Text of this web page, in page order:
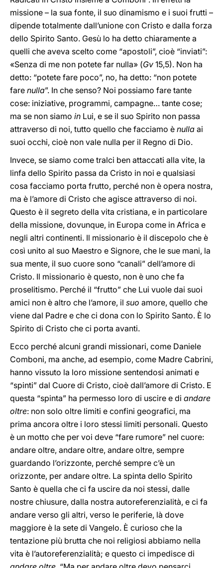
missione – la sua fonte, il suo dinamismo e i suoi frutti –
dipende totalmente dall’unione con Cristo e dalla forza
dello Spirito Santo. Gesù lo ha detto chiaramente a
quelli che aveva scelto come “apostoli”, cioè “inviati”:
«Senza di me non potete far nulla» (Gv 15,5). Non ha
detto: “potete fare poco”, no, ha detto: “non potete
fare nulla”. In che senso? Noi possiamo fare tante
cose: iniziative, programmi, campagne… tante cose;
ma se non siamo in Lui, e se il suo Spirito non passa
attraverso di noi, tutto quello che facciamo è nulla ai
suoi occhi, cioè non vale nulla per il Regno di Dio.
Invece, se siamo come tralci ben attaccati alla vite, la
linfa dello Spirito passa da Cristo in noi e qualsiasi
cosa facciamo porta frutto, perché non è opera nostra,
ma è l’amore di Cristo che agisce attraverso di noi.
Questo è il segreto della vita cristiana, e in particolare
della missione, dovunque, in Europa come in Africa e
negli altri continenti. Il missionario è il discepolo che è
così unito al suo Maestro e Signore, che le sue mani, la
sua mente, il suo cuore sono “canali” dell’amore di
Cristo. Il missionario è questo, non è uno che fa
proselitismo. Perché il “frutto” che Lui vuole dai suoi
amici non è altro che l’amore, il suo amore, quello che
viene dal Padre e che ci dona con lo Spirito Santo. È lo
Spirito di Cristo che ci porta avanti.
Ecco perché alcuni grandi missionari, come Daniele
Comboni, ma anche, ad esempio, come Madre Cabrini,
hanno vissuto la loro missione sentendosi animati e
“spinti” dal Cuore di Cristo, cioè dall’amore di Cristo. E
questa “spinta” ha permesso loro di uscire e di andare
oltre: non solo oltre limiti e confini geografici, ma
prima ancora oltre i loro stessi limiti personali. Questo
è un motto che per voi deve “fare rumore” nel cuore:
andare oltre, andare oltre, andare oltre, sempre
guardando l’orizzonte, perché sempre c’è un
orizzonte, per andare oltre. La spinta dello Spirito
Santo è quella che ci fa uscire da noi stessi, dalle
nostre chiusure, dalla nostra autoreferenzialità, e ci fa
andare verso gli altri, verso le periferie, là dove
maggiore è la sete di Vangelo. È curioso che la
tentazione più brutta che noi religiosi abbiamo nella
vita è l’autoreferenzialità; e questo ci impedisce di